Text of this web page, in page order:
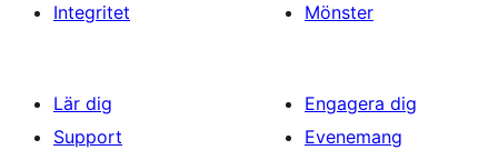
Integritet
Mönster
Lär dig
Support
Engagera dig
Evenemang